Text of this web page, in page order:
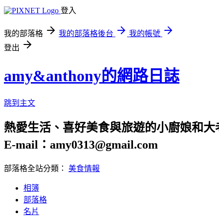
登入
我的部落格 我的部落格後台
我的帳號
登出
amy&anthony的網路日誌
跳到主文
熱愛生活、喜好美食與旅遊的小廚娘和大
E-mail：amy0313@gmail.com
部落格全站分類： 美食情報
相簿
部落格
名片